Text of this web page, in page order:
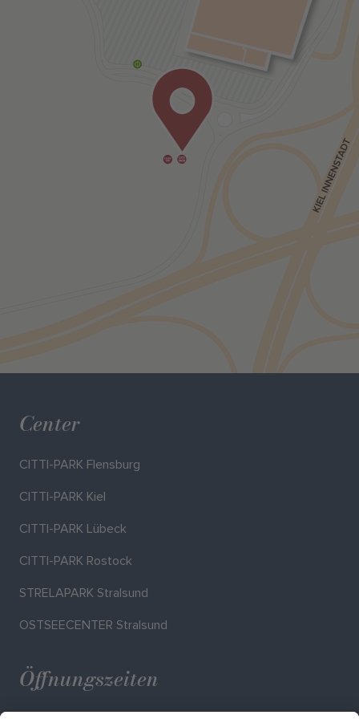
Center
CITTI-PARK Flensburg
CITTI-PARK Kiel
CITTI-PARK Lübeck
CITTI-PARK Rostock
STRELAPARK Stralsund
OSTSEECENTER Stralsund
Öffnungszeiten